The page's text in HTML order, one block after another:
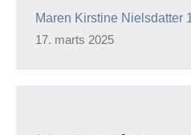
Maren Kirstine Nielsdatter
17. marts 2025